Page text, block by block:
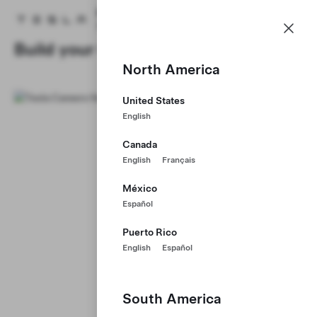
Página de inicio de Tesla
Skip to main content
North America
United States
English
Canada
English Français
México
Español
Puerto Rico
English Español
South America
Build your Career at Tesla